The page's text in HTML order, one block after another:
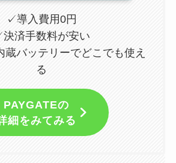
✓導入費用0円
済手数料が安い
バッテリーでどこでも使え
る
PAYGATEの
細をみてみる